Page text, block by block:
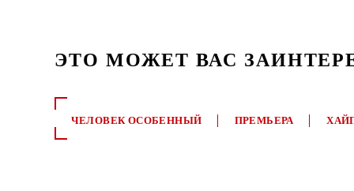
ЭТО МОЖЕТ ВАС
ЧЕЛОВЕК ОСОБЕННЫЙ ПРЕМЬЕРА